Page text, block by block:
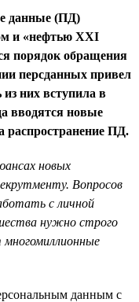
данные (ПД)
и «нефтью XXI
порядок обращения
персданных привел
них вступила в
вводятся новые
распространение ПД.
новых
Вопросов
с личной
нужно строго
данным с